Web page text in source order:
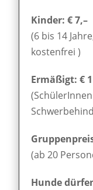
Kinder: € 7,–
(6 bis 14
kostenfrei )
Ermäßigt: €
(ab 20
Hunde